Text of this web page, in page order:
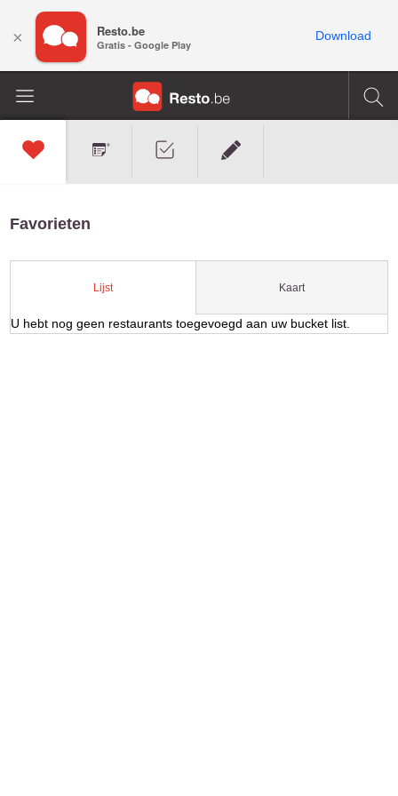
Favorieten
Lijst Kaart
U hebt nog geen restaurants toegevoegd aan uw bucket list.
× Resto.be
Gratis - Google Play
Download